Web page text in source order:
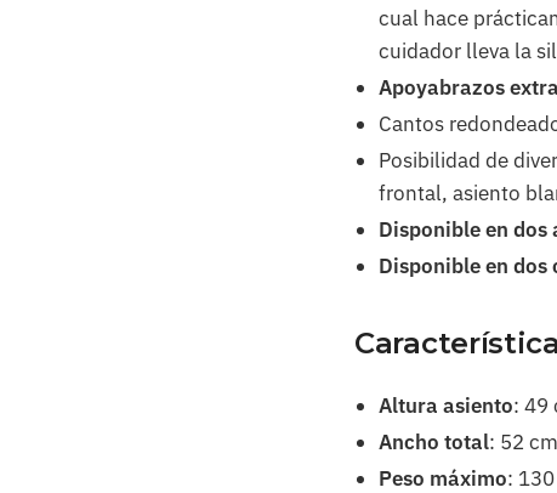
cual hace
cuidador lleva la
Apoyabrazos
Cantos
Posibilidad de
frontal, asiento
Disponible en dos
Disponible en dos
Altura asiento: 49
Ancho total: 52
Peso máximo: